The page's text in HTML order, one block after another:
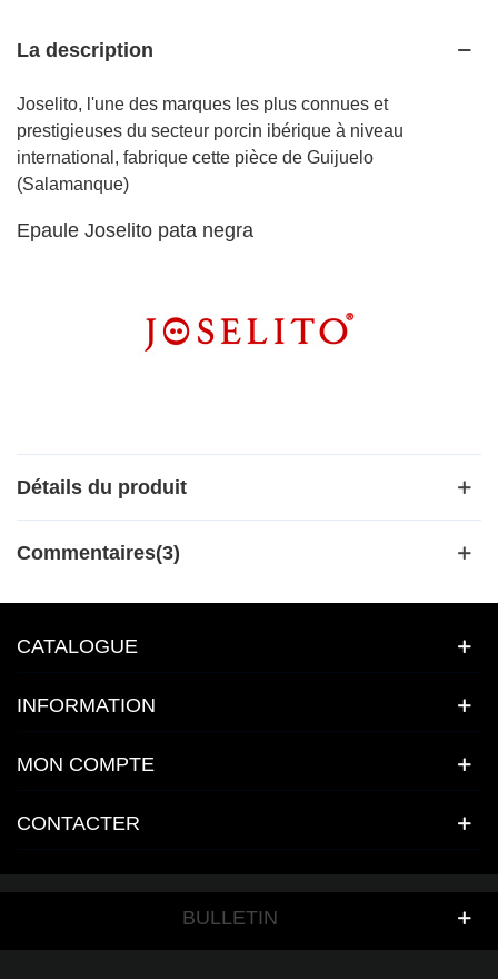
La description
Joselito, l'une des marques les plus connues et
prestigieuses du secteur porcin ibérique à niveau
international, fabrique cette pièce de Guijuelo
(Salamanque)
Epaule Joselito pata negra
Détails du produit
Commentaires(3)
CATALOGUE
INFORMATION
MON COMPTE
CONTACTER
BULLETIN